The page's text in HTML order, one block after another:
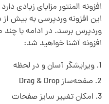
افزونه المنتور مزایای زیادی
این افزونه وردپرسی به بیش
وردپرس برسد. در ادامه با چند
افزونه آشنا خواهید شد:
ویرایشگر آسان و در لحظه
صفحه‌ساز Drag & Drop
امکان تغییر سایز صفحات